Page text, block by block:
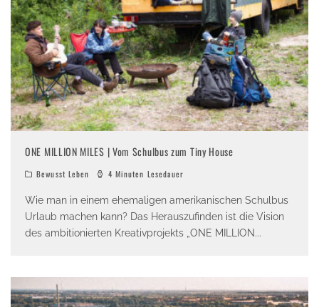
ONE MILLION MILES | Vom Schulbus zum Tiny House
Bewusst Leben 4 Minuten Lesedauer
Wie man in einem ehemaligen amerikanischen Schulbus
Urlaub machen kann? Das Herauszufinden ist die Vision
des ambitionierten Kreativprojekts „ONE MILLION...